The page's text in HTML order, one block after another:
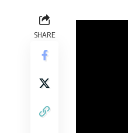
SHARE